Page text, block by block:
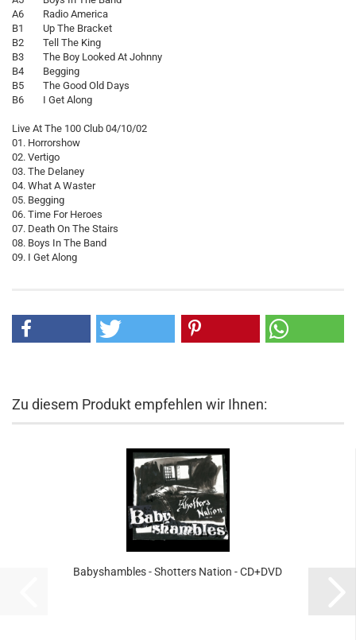
A6 Radio America
B1 Up The Bracket
B2 Tell The King
B3 The Boy Looked At Johnny
B4 Begging
B5 The Good Old Days
B6 I Get Along
Live At The 100 Club 04/10/02
01. Horrorshow
02. Vertigo
03. The Delaney
04. What A Waster
05. Begging
06. Time For Heroes
07. Death On The Stairs
08. Boys In The Band
09. I Get Along
Zu diesem Produkt empfehlen wir Ihnen:
Babyshambles - Shotters Nation - CD+DVD